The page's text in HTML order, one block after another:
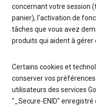
concernant votre session
panier), l'activation de
tâches que vous avez
produits qui aident à gérer
Certains cookies et
conserver vos
utilisateurs des services
"_Secure-ENID"